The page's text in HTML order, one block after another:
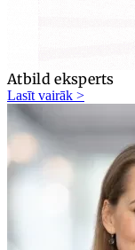
Atbild eksperts
Lasīt vairāk >